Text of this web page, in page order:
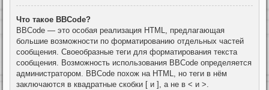
Что такое BBCode?
BBCode — это особая реализация HTML, предлагающая
большие возможности по форматированию отдельных частей
сообщения. Своеобразные теги для форматирования текста
сообщения. Возможность использования BBCode определяется
администратором. BBCode похож на HTML, но теги в нём
заключаются в квадратные скобки [ и ], а не в < и >.